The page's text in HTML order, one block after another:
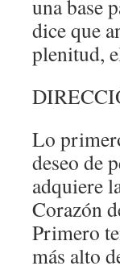
una base
dice que
plenitud,
Lo
deseo de
adquiere
Corazón
Primero
más alto